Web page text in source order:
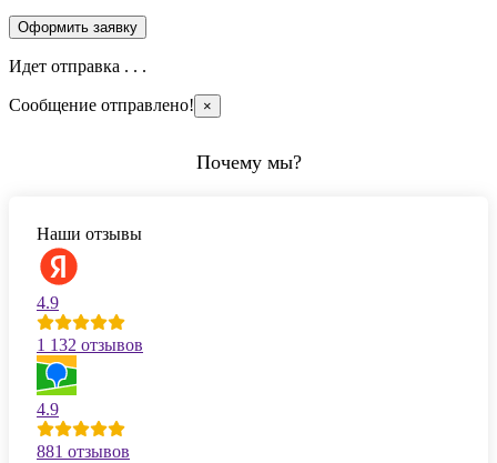
Идет отправка . . .
Сообщение отправлено! ×
Почему мы?
Наши отзывы
4.9
1 132 отзывов
4.9
881 отзывов